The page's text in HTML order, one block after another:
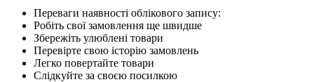
Переваги наявності облікового запису:
Робіть свої замовлення ще швидше
Збережіть улюблені товари
Перевірте свою історію замовлень
Легко повертайте товари
Слідкуйте за своєю посилкою